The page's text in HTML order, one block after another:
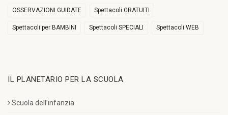
OSSERVAZIONI GUIDATE Spettacoli GRATUITI
Spettacoli per BAMBINI Spettacoli SPECIALI Spettacoli WEB
IL PLANETARIO PER LA SCUOLA
Scuola dell’infanzia